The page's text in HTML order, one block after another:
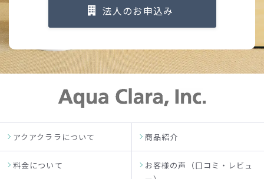
法人のお申込み
アクアクララについて 商品紹介
料金について
お客様の声（口コミ・レビュ